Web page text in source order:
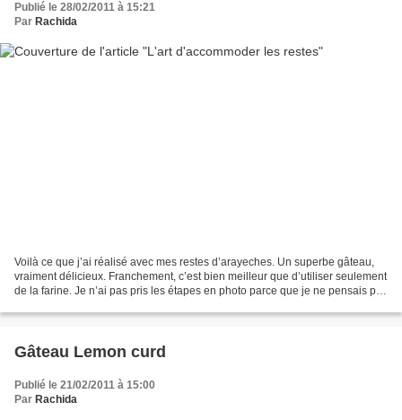
Publié le 28/02/2011 à 15:21
Par Rachida
Voilà ce que j’ai réalisé avec mes restes d’arayeches. Un superbe gâteau,
vraiment délicieux. Franchement, c’est bien meilleur que d’utiliser seulement
de la farine. Je n’ai pas pris les étapes en photo parce que je ne pensais pas
Gâteau Lemon curd
Publié le 21/02/2011 à 15:00
Par Rachida